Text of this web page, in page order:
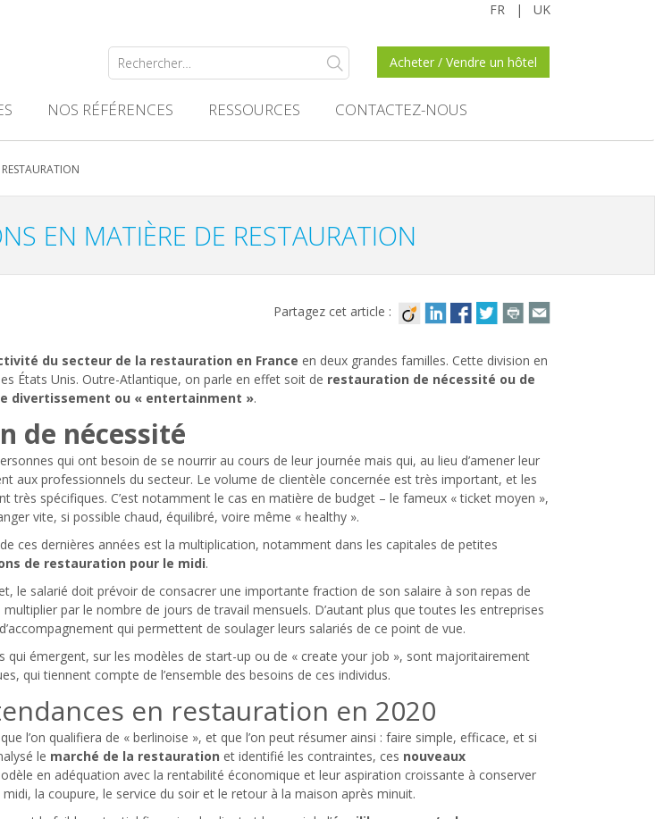
UK
|
FR
Acheter / Vendre un hôtel
Rechercher :
NOS RÉFÉRENCES RESSOURCES CONTACTEZ-NOUS
EN MATIÈRE DE RESTAURATION
Partagez cet article :
du secteur de la restauration en France en deux grandes familles. Cette division en
États Unis. Outre-Atlantique, on parle en effet soit de restauration de nécessité ou de
divertissement ou « entertainment ».
de nécessité
qui ont besoin de se nourrir au cours de leur journée mais qui, au lieu d’amener leur
aux professionnels du secteur. Le volume de clientèle concernée est très important, et les
très spécifiques. C’est notamment le cas en matière de budget – le fameux « ticket moyen »,
vite, si possible chaud, équilibré, voire même « healthy ».
de ces dernières années est la multiplication, notamment dans les capitales de petites
de restauration pour le midi.
le salarié doit prévoir de consacrer une importante fraction de son salaire à son repas de
par le nombre de jours de travail mensuels. D’autant plus que toutes les entreprises
qui permettent de soulager leurs salariés de ce point de vue.
qui émergent, sur les modèles de start-up ou de « create your job », sont majoritairement
qui tiennent compte de l’ensemble des besoins de ces individus.
en restauration en 2020
l’on qualifiera de « berlinoise », et que l’on peut résumer ainsi : faire simple, efficace, et si
le marché de la restauration et identifié les contraintes, ces nouveaux
en adéquation avec la rentabilité économique et leur aspiration croissante à conserver
midi, la coupure, le service du soir et le retour à la maison après minuit.